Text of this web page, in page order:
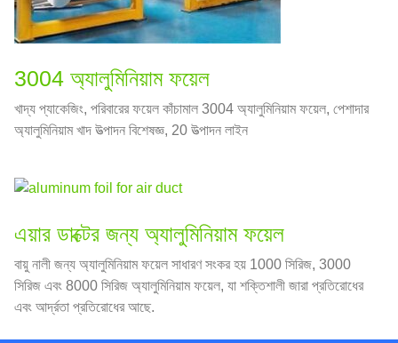
3004 অ্যালুমিনিয়াম ফয়েল
খাদ্য প্যাকেজিং, পরিবারের ফয়েল কাঁচামাল 3004 অ্যালুমিনিয়াম ফয়েল, পেশাদার
অ্যালুমিনিয়াম খাদ উত্পাদন বিশেষজ্ঞ, 20 উত্পাদন লাইন
এয়ার ডাক্টের জন্য অ্যালুমিনিয়াম ফয়েল
বায়ু নালী জন্য অ্যালুমিনিয়াম ফয়েল সাধারণ সংকর হয় 1000 সিরিজ, 3000
সিরিজ এবং 8000 সিরিজ অ্যালুমিনিয়াম ফয়েল, যা শক্তিশালী জারা প্রতিরোধের
এবং আর্দ্রতা প্রতিরোধের আছে.